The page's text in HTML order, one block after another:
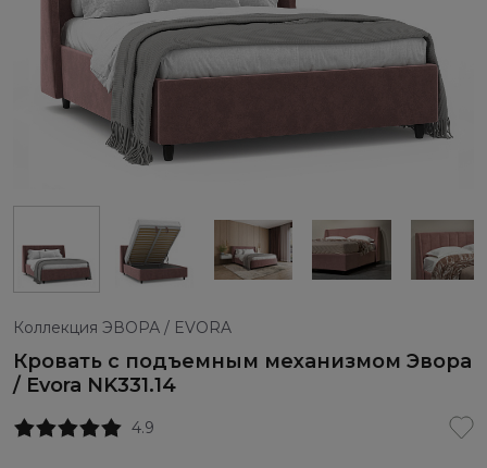
Коллекция ЭВОРА / EVORA
Кровать с подъемным механизмом Эвора
/ Evora NK331.14
4.9